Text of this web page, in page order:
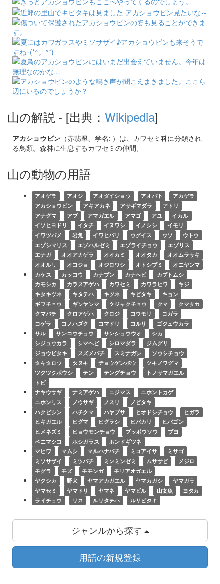
山の解説 - [出典： Wikipedia]
アカショウビン （赤翡翠、学名: ）は、カワセミ科に分類され
る鳥類。森林に生息するカワセミの仲間。
山の動物の用語
アオゲラ アオジ アオダイショウ アオバト
アカゲラ
アカショウビン
アキアカネ アサギマダラ
アトリ
アナグマ
アブ アマガエル アマゴ アユ
イカル
イソヒヨドリ
イタチ イヌワシ イノシシ
イモリ
イワツバメ
岩魚 イワヒバリ ウグイス ウソ
ウトウ
エゾシマリス
エゾハルゼミ エゾライチョウ
エゾリス
エナガ
オオアカゲラ オオカミ オオタカ
オオムラサキ
オオルリ
オコジョ オジロワシ オトシブミ
オニヤンマ
カケス
カッコウ カナブン カナヘビ
カブトムシ
カモシカ
カラスアゲハ カワセミ カワラヒワ
キジ
キタキツネ
キタテハ キツネ キビタキ
キョン
ギフチョウ
ギンヤンマ クジャクチョウ クマ
クマタカ
クマバチ
クロアゲハ クロジ コウモリ
コガラ
コゲラ
コノハズク コマドリ コルリ
ゴジュウカラ
サル
サンコウチョウ サンショウウオ
シカ
シジュウカラ
シマヘビ シロマダラ
ジムグリ
ジョウビタキ
スズメバチ スミナガシ
ソウシチョウ
タキタロウ
タヌキ チョウゲンボウ
ツキノワグマ
ツクツクボウシ
テン テングチョウ
トノサマガエル
トビ
ナキウサギ
ナミアゲハ ニジマス
ニホントカゲ
ニホンリス
ノウサギ ノスリ
ノビタキ
ハクビシン
ハチクマ ハヤブサ ヒオドシチョウ
ヒガラ
ヒキガエル
ヒグマ ヒグラシ ヒバカリ
ヒバゴン
ヒメネズミ
ヒョウモンチョウ ブッポウソウ
ブヨ
ベニマシコ
ホシガラス
ホンドギツネ
マヒワ
マムシ マルハナバチ ミコアイサ
ミサゴ
ミソサザイ
ミツバチ ミンミンゼミ ムササビ
メジロ
モグラ
モズ モモンガ
モリアオガエル
ヤクシカ
野犬 ヤマアカガエル ヤマカガシ
ヤマガラ
ヤマセミ
ヤマドリ ヤマネ ヤマビル 山女魚
ヨタカ
ライチョウ
リス ルリタテハ ルリビタキ
ジャンルから探す
用語の新規登録